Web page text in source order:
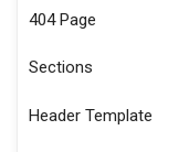
404 Page
Sections
Header Template